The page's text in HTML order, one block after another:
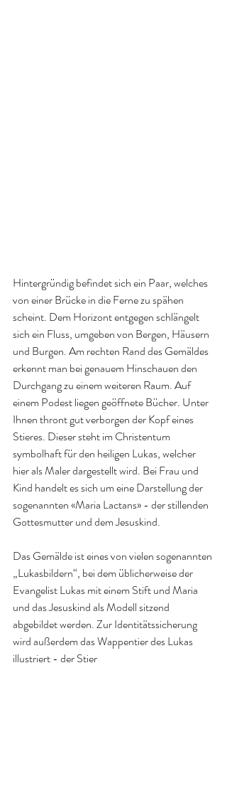
Hintergründig befindet sich ein Paar, welches
von einer Brücke in die Ferne zu spähen
scheint. Dem Horizont entgegen schlängelt
sich ein Fluss, umgeben von Bergen, Häusern
und Burgen. Am rechten Rand des Gemäldes
erkennt man bei genauem Hinschauen den
Durchgang zu einem weiteren Raum. Auf
einem Podest liegen geöffnete Bücher. Unter
Ihnen thront gut verborgen der Kopf eines
Stieres. Dieser steht im Christentum
symbolhaft für den heiligen Lukas, welcher
hier als Maler dargestellt wird. Bei Frau und
Kind handelt es sich um eine Darstellung der
sogenannten «Maria Lactans» - der stillenden
Gottesmutter und dem Jesuskind.
Das Gemälde ist eines von vielen sogenannten
„Lukasbildern“, bei dem üblicherweise der
Evangelist Lukas mit einem Stift und Maria
und das Jesuskind als Modell sitzend
abgebildet werden. Zur Identitätssicherung
wird außerdem das Wappentier des Lukas
illustriert - der Stier